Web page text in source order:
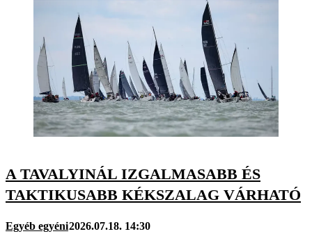
A TAVALYINÁL IZGALMASABB ÉS
TAKTIKUSABB KÉKSZALAG VÁRHATÓ
Egyéb egyéni2026.07.18. 14:30